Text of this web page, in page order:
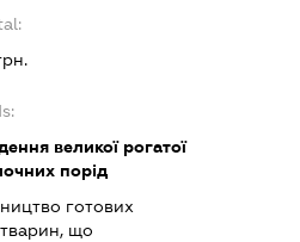
великої рогатої
порід
готових
що